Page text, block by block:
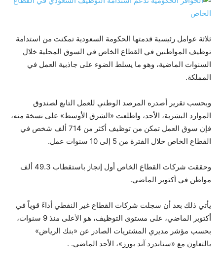
ثلاثة عوامل رئيسية قدمتها الحكومة السعودية تمكنت من استدامة
توظيف المواطنين في القطاع الخاص في السوق المحلية خلال
السنوات الماضية، وهو ما يسلط الضوء على جاذبية العمل في
المملكة.
وبحسب تقرير أصدره المرصد الوطني للعمل التابع لصندوق
الموارد البشرية، الأحد، واطلعت «الشرق الأوسط» على نسخة منه،
فإن سوق العمل تمكن من توظيف أكثر من 714 ألف شخص في
القطاع الخاص خلال الفترة من 5 إلى 10 سنوات عمل.
وحققت شركات القطاع الخاص أول إنجاز باستقطاب 49.3 ألف
مواطن في أكتوبر الماضي.
يأتي ذلك بعد أن سجلت شركات القطاع غير النفطي أداءً قوياً في
أكتوبر الماضي، على مستوى التوظيف، هو الأعلى منذ 9 سنوات،
بحسب مؤشر مديري المشتريات الصادر عن «بنك الرياض»
بالتعاون مع «ستاندرد آند بورز»، الأحد الماضي. .